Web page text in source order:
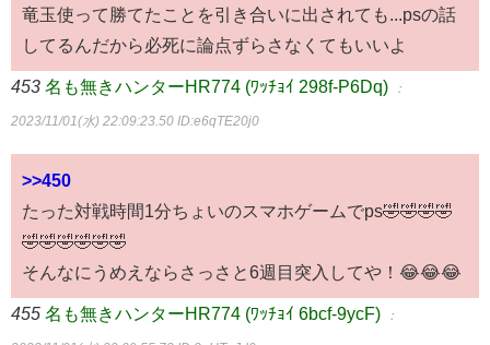
竜玉使って勝てたことを引き合いに出されても...psの話
してるんだから必死に論点ずらさなくてもいいよ
453 名も無きハンターHR774 (ﾜｯﾁｮｲ 298f-P6Dq) ：
2023/11/01(水) 22:09:23.50 ID:e6qTE20j0
>>450
たった対戦時間1分ちょいのスマホゲームでps🤣🤣🤣🤣
🤣🤣🤣🤣🤣🤣
そんなにうめえならさっさと6週目突入してや！😂😂😂
455 名も無きハンターHR774 (ﾜｯﾁｮｲ 6bcf-9ycF) ：